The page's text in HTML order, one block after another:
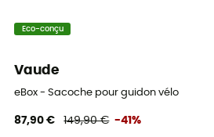
Eco-conçu
Vaude
eBox - Sacoche pour guidon vélo
87,90 € 149,90 € -41%